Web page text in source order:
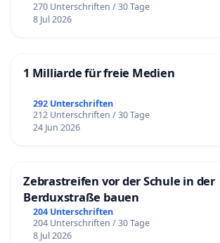
270 Unterschriften / 30 Tage
8 Jul 2026
1 Milliarde für freie Medien
292 Unterschriften
212 Unterschriften / 30 Tage
24 Jun 2026
Zebrastreifen vor der Schule in der
Berduxstraße bauen
204 Unterschriften
204 Unterschriften / 30 Tage
8 Jul 2026